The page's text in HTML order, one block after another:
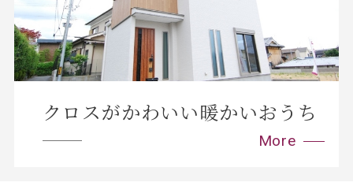
クロスがかわいい暖かいおうち